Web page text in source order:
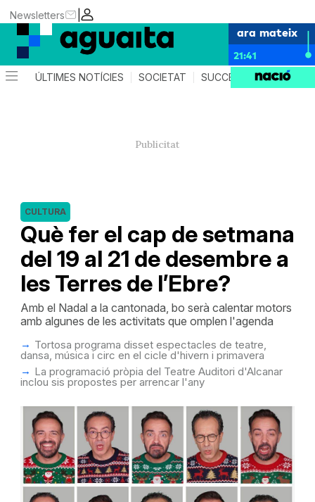
|
Newsletters
ara mateix
21:41
ÚLTIMES NOTÍCIES SOCIETAT SUCCESSOS AGENDA
Què fer el cap de setmana
del 19 al 21 de desembre a
les Terres de l’Ebre?
CULTURA
Amb el Nadal a la cantonada, bo serà calentar motors
amb algunes de les activitats que omplen l'agenda
Tortosa programa disset espectacles de teatre,
dansa, música i circ en el cicle d'hivern i primavera
La programació pròpia del Teatre Auditori d'Alcanar
inclou sis propostes per arrencar l'any